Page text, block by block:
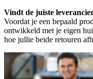
Vindt de juiste
Voordat je een bepaald
ontwikkeld met je eigen
hoe jullie beide retouren